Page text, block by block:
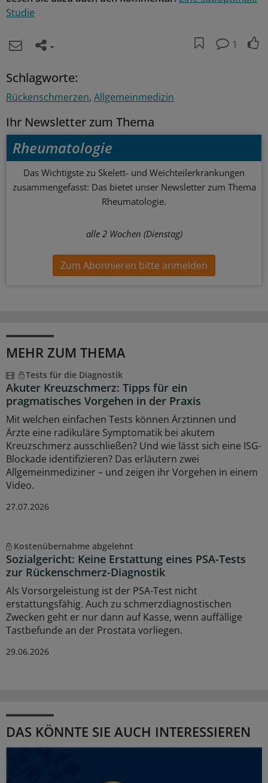
Studie
1
Schlagworte:
Rückenschmerzen Allgemeinmedizin
Ihr Newsletter zum Thema
Rheumatologie
Das Wichtigste zu Skelett- und Weichteilerkrankungen
zusammengefasst: Das bietet unser Newsletter zum Thema
Rheumatologie.
alle 2 Wochen (Dienstag)
Zum Abonnieren bitte anmelden
MEHR ZUM THEMA
Tests für die Diagnostik
Akuter Kreuzschmerz: Tipps für ein
pragmatisches Vorgehen in der Praxis
Mit welchen einfachen Tests können Ärztinnen und
Ärzte eine radikuläre Symptomatik bei akutem
Kreuzschmerz ausschließen? Und wie lässt sich eine ISG-
Blockade identifizieren? Das erläutern zwei
Allgemeinmediziner – und zeigen ihr Vorgehen in einem
Video.
27.07.2026
Kostenübernahme abgelehnt
Sozialgericht: Keine Erstattung eines PSA-Tests
zur Rückenschmerz-Diagnostik
Als Vorsorgeleistung ist der PSA-Test nicht
erstattungsfähig. Auch zu schmerzdiagnostischen
Zwecken geht er nur dann auf Kasse, wenn auffällige
Tastbefunde an der Prostata vorliegen.
29.06.2026
DAS KÖNNTE SIE AUCH INTERESSIEREN